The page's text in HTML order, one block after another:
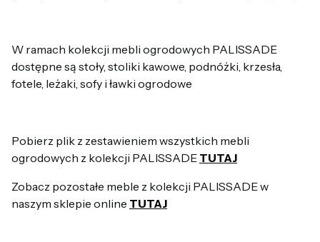
W ramach kolekcji mebli ogrodowych PALISSADE
dostępne są stoły, stoliki kawowe, podnóżki, krzesła,
fotele, leżaki, sofy i ławki ogrodowe
Pobierz plik z zestawieniem wszystkich mebli
ogrodowych z kolekcji PALISSADE TUTAJ
Zobacz pozostałe meble z kolekcji PALISSADE w
naszym sklepie online TUTAJ